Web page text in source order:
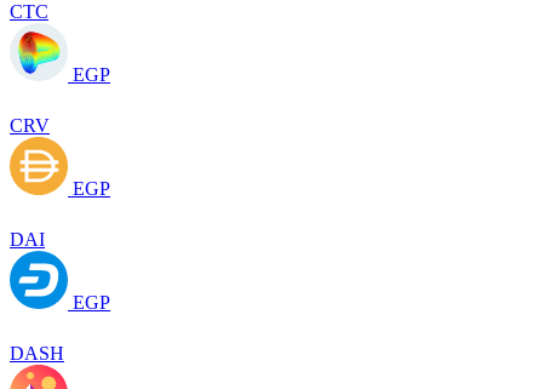
CTC
EGP
CRV
EGP
DAI
EGP
DASH